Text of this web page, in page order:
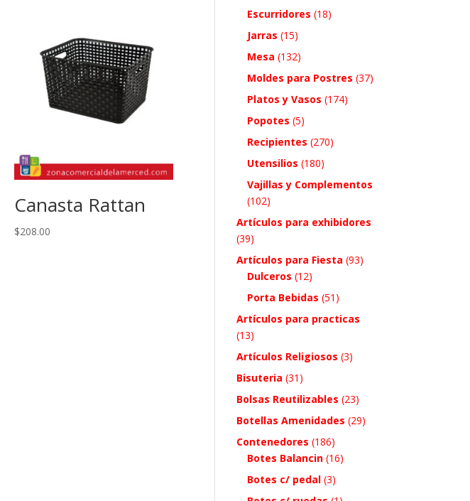
Canasta Rattan
$208.00
Escurridores (18)
Jarras (15)
Mesa (132)
Moldes para Postres (37)
Platos y Vasos (174)
Popotes (5)
Recipientes (270)
Utensilios (180)
Vajillas y Complementos
(102)
Artículos para exhibidores
(39)
Artículos para Fiesta (93)
Dulceros (12)
Porta Bebidas (51)
Artículos para practicas
(13)
Artículos Religiosos (3)
Bisuteria (31)
Bolsas Reutilizables (23)
Botellas Amenidades (29)
Contenedores (186)
Botes Balancin (16)
Botes c/ pedal (3)